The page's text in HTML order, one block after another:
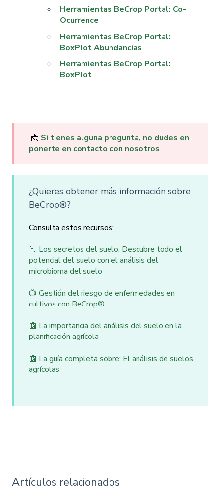
Herramientas BeCrop Portal: Co-
Ocurrence
Herramientas BeCrop Portal:
BoxPlot Abundancias
Herramientas BeCrop Portal:
BoxPlot
📩 Si tienes alguna pregunta, no dudes en
ponerte en contacto con nosotros
¿Quieres obtener más información sobre
BeCrop®?
Consulta estos recursos:
📕 Los secretos del suelo: Descubre todo el
potencial del suelo con el análisis del
microbioma del suelo
📺 Gestión del riesgo de enfermedades en
cultivos con BeCrop®
📰 La importancia del análisis del suelo en la
planificación agrícola
📰 La guía completa sobre: El análisis de suelos
agrícolas
Artículos relacionados